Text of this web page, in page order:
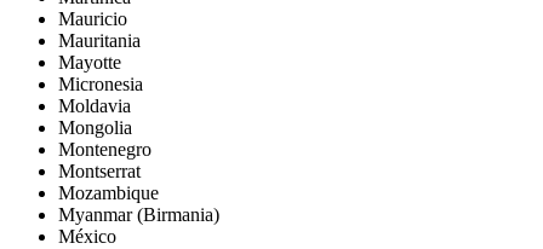
Mauricio
Mauritania
Mayotte
Micronesia
Moldavia
Mongolia
Montenegro
Montserrat
Mozambique
Myanmar (Birmania)
México